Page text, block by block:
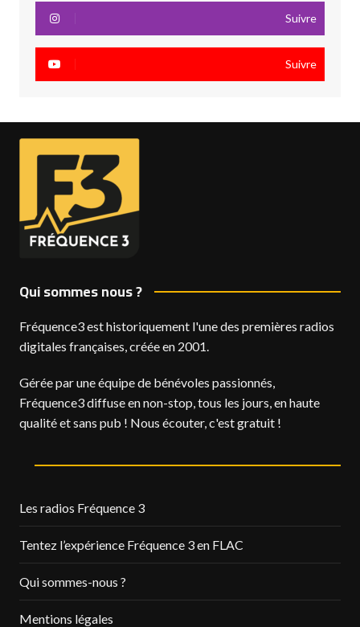
Suivre
Suivre
Qui sommes nous ?
Fréquence3 est historiquement l'une des premières radios
digitales françaises, créée en 2001.
Gérée par une équipe de bénévoles passionnés,
Fréquence3 diffuse en non-stop, tous les jours, en haute
qualité et sans pub ! Nous écouter, c'est gratuit !
Les radios Fréquence 3
Tentez l’expérience Fréquence 3 en FLAC
Qui sommes-nous ?
Mentions légales